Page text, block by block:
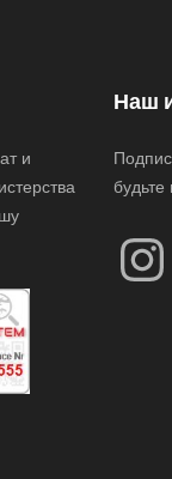
и
Наш